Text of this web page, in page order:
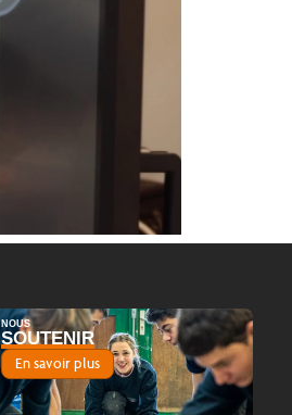
NOUS
SOUTENIR
En savoir plus